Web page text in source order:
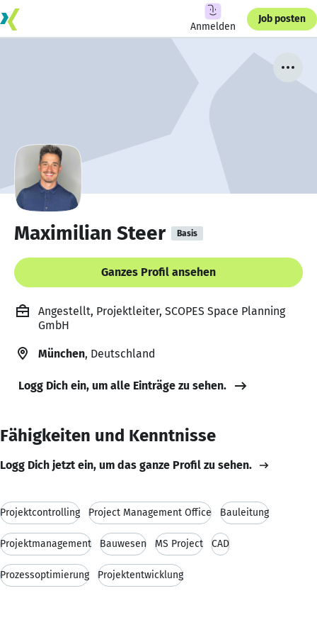
Anmelden
Job posten
Maximilian Steer Basis
Ganzes Profil ansehen
Angestellt, Projektleiter, SCOPES Space Planning
GmbH
München, Deutschland
Logg Dich ein, um alle Einträge zu sehen.
Fähigkeiten und Kenntnisse
Logg Dich jetzt ein, um das ganze Profil zu sehen.
Projektcontrolling Project Management Office Bauleitung
Projektmanagement Bauwesen MS Project CAD
Prozessoptimierung Projektentwicklung